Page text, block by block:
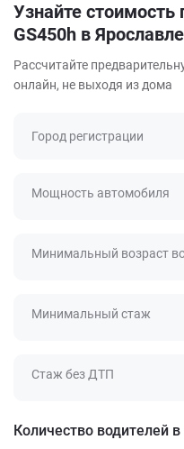
Узнайте
GS450h в Ярославле
Рассчитайте
онлайн, не выходя из дома
Город регистрации
Мощность автомобиля
Минимальный возраст
Минимальный стаж
Стаж без ДТП
Количество водителей в